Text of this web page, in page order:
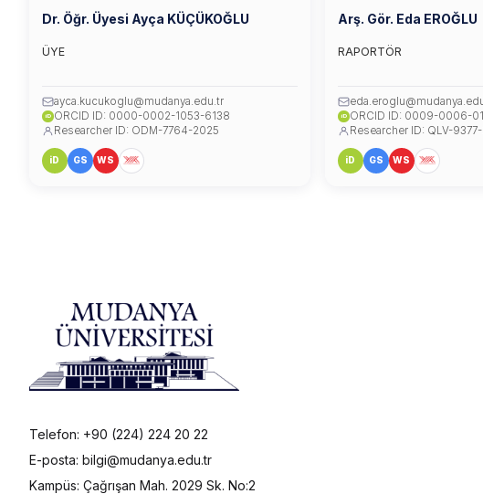
Dr. Öğr. Üyesi Ayça KÜÇÜKOĞLU
ÜYE
ayca.kucukoglu@mudanya.edu.tr
iD ORCID ID: 0000-0002-1053-6138
Researcher ID: ODM-7764-2025
iD GS WS
Arş. Gör. Eda EROĞLU
RAPORTÖR
iD ORCID ID: 0009-0006-
Researcher ID: QLV-
iD GS WS
Telefon: +90 (224) 224 20 22
E-posta: bilgi@mudanya.edu.tr
Kampüs: Çağrışan Mah. 2029 Sk. No:2